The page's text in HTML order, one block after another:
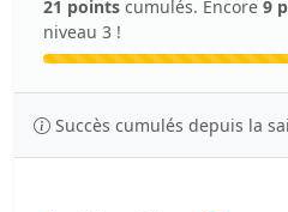
21 points cumulés. Encore 9
niveau 3 !
Succès cumulés depuis la